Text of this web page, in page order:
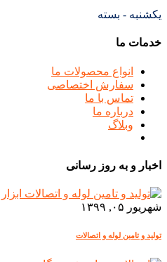
یکشنبه - بسته
خدمات ما
انواع محصولات ما
سفارش اختصاصی
تماس با ما
درباره ما
وبلاگ
اخبار و به روز رسانی
شهریور ۰۵, ۱۳۹۹
تولید و تامین لوله و اتصالات